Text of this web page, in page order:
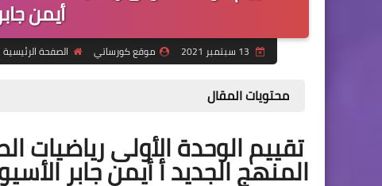
أيمن
موقع كورساتي الصفحة الرئيسية
محتويات المقال
تقييم الوحدة الأولى رياضيات
المنهج الجديد أ أيمن جابر